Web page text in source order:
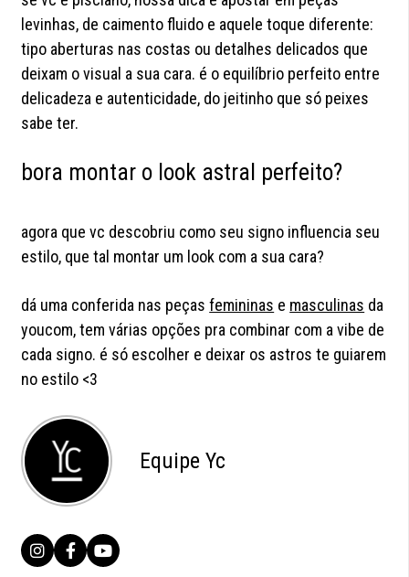
levinhas, de caimento fluido e aquele toque diferente:
tipo aberturas nas costas ou detalhes delicados que
deixam o visual a sua cara. é o equilíbrio perfeito entre
delicadeza e autenticidade, do jeitinho que só peixes
sabe ter.
bora montar o look astral perfeito?
agora que vc descobriu como seu signo influencia seu
estilo, que tal montar um look com a sua cara?
dá uma conferida nas peçasfemininas e masculinas da
youcom, tem várias opções pra combinar com a vibe de
cada signo. é só escolher e deixar os astros te guiarem
no estilo <3
Equipe Yc